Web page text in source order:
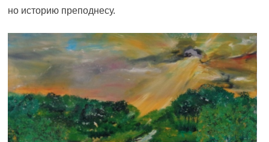
но историю преподнесу.